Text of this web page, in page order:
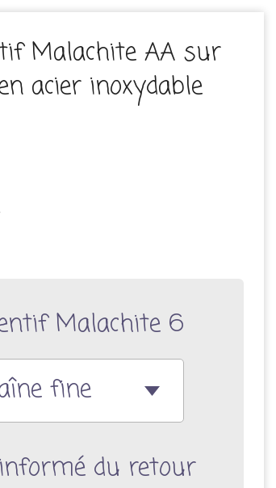
Malachite AA sur
acier inoxydable
Malachite 6
du retour